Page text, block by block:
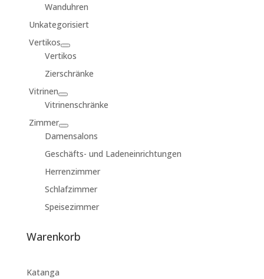
Wanduhren
Unkategorisiert
Vertikos
Vertikos
Zierschränke
Vitrinen
Vitrinenschränke
Zimmer
Damensalons
Geschäfts- und Ladeneinrichtungen
Herrenzimmer
Schlafzimmer
Speisezimmer
Warenkorb
Katanga